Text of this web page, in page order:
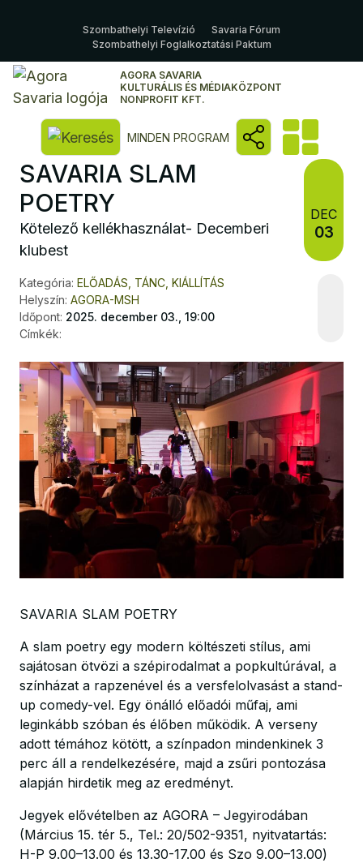
Szombathelyi Televízió
Savaria Fórum
Szombathelyi Foglalkoztatási Paktum
AGORA SAVARIA
KULTURÁLIS ÉS MÉDIAKÖZPONT
NONPROFIT KFT.
Kereső megnyitása
MINDEN PROGRAM
SAVARIA SLAM
POETRY
Kötelező kellékhasználat- Decemberi
klubest
DEC
03
Kategória: ELŐADÁS, TÁNC, KIÁLLÍTÁS
Helyszín: AGORA-MSH
Időpont: 2025. december 03., 19:00
Címkék:
SAVARIA SLAM POETRY
A slam poetry egy modern költészeti stílus, ami
sajátosan ötvözi a szépirodalmat a popkultúrával, a
színházat a rapzenével és a versfelolvasást a stand-
up comedy-vel. Egy önálló előadói műfaj, ami
leginkább szóban és élőben működik. A verseny
adott témához kötött, a színpadon mindenkinek 3
perc áll a rendelkezésére, majd a zsűri pontozása
alapján hirdetik meg az eredményt.
Jegyek elővételben az AGORA – Jegyirodában
(Március 15. tér 5., Tel.: 20/502-9351, nyitvatartás:
H-P 9.00–13.00 és 13.30-17.00 és Szo 9.00–13.00)